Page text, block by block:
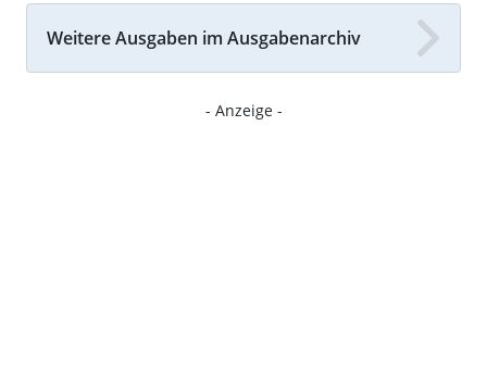
Weitere Ausgaben im Ausgabenarchiv
- Anzeige -